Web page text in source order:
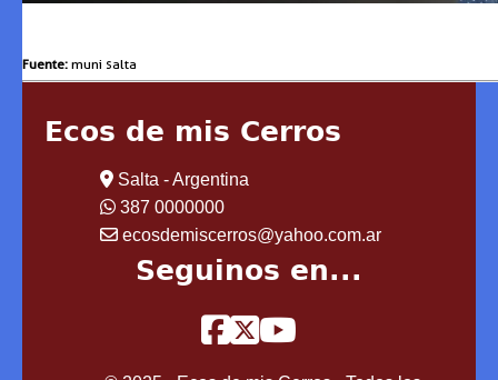
Fuente: muni salta
Ecos de mis Cerros
Salta - Argentina
387 0000000
ecosdemiscerros@yahoo.com.ar
Seguinos en...